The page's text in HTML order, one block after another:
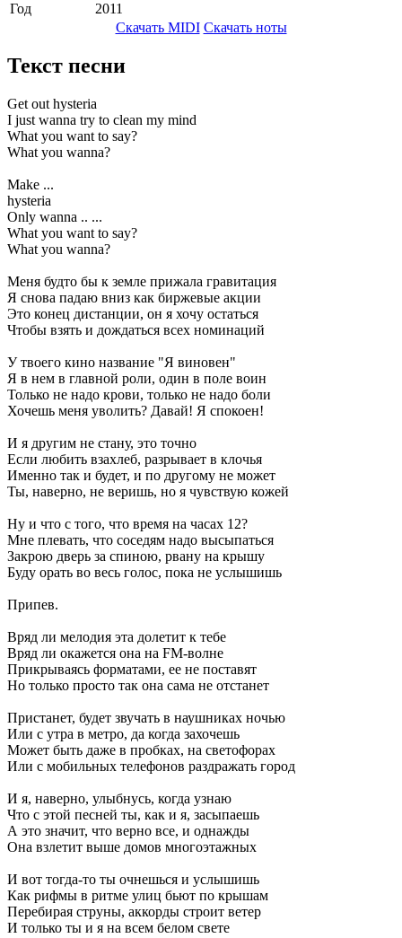
Год
2011
Скачать MIDI Скачать ноты
Текст песни
Get out hysteria
I just wanna try to clean my mind
What you want to say?
What you wanna?
Make ...
hysteria
Only wanna .. ...
What you want to say?
What you wanna?
Меня будто бы к земле прижала гравитация
Я снова падаю вниз как биржевые акции
Это конец дистанции, он я хочу остаться
Чтобы взять и дождаться всех номинаций
У твоего кино название "Я виновен"
Я в нем в главной роли, один в поле воин
Только не надо крови, только не надо боли
Хочешь меня уволить? Давай! Я спокоен!
И я другим не стану, это точно
Если любить взахлеб, разрывает в клочья
Именно так и будет, и по другому не может
Ты, наверно, не веришь, но я чувствую кожей
Ну и что с того, что время на часах 12?
Мне плевать, что соседям надо высыпаться
Закрою дверь за спиною, рвану на крышу
Буду орать во весь голос, пока не услышишь
Припев.
Вряд ли мелодия эта долетит к тебе
Вряд ли окажется она на FM-волне
Прикрываясь форматами, ее не поставят
Но только просто так она сама не отстанет
Пристанет, будет звучать в наушниках ночью
Или с утра в метро, да когда захочешь
Может быть даже в пробках, на светофорах
Или с мобильных телефонов раздражать город
И я, наверно, улыбнусь, когда узнаю
Что с этой песней ты, как и я, засыпаешь
А это значит, что верно все, и однажды
Она взлетит выше домов многоэтажных
И вот тогда-то ты очнешься и услышишь
Как рифмы в ритме улиц бьют по крышам
Перебирая струны, аккорды строит ветер
И только ты и я на всем белом свете